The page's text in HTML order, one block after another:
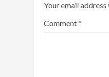
Your email
Comment*